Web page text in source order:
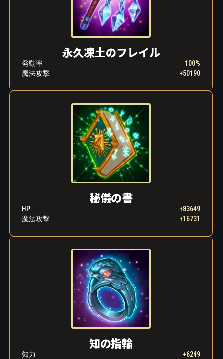
永久凍土のフレイル
発動率
100%
魔法攻撃
+50190
秘儀の書
HP
+83649
魔法攻撃
+16731
知の指輪
知力 +6249